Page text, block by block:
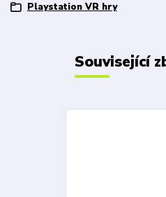
Playstation VR hry
Související